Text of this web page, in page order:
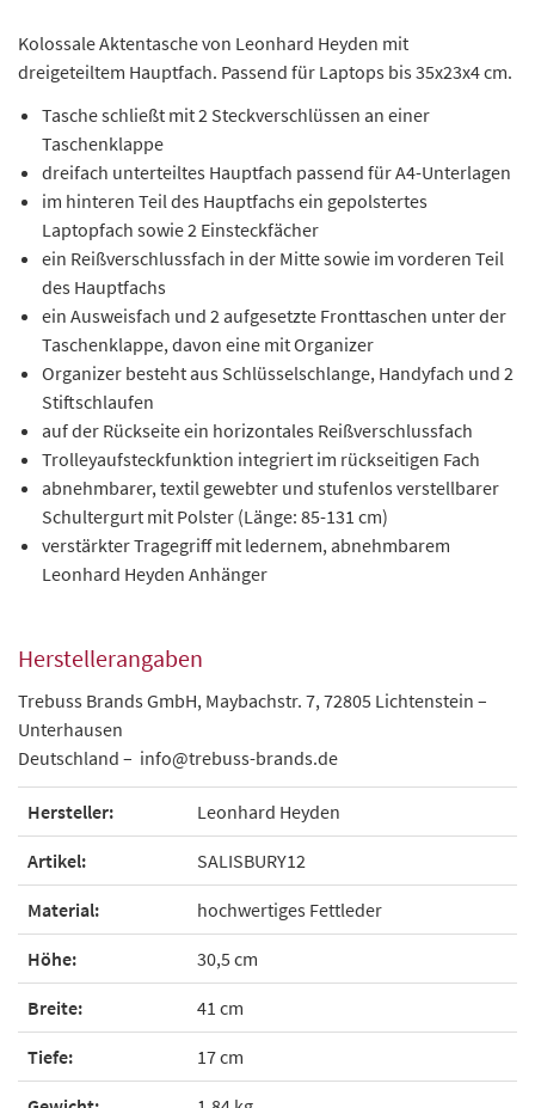
Kolossale Aktentasche von Leonhard Heyden mit
dreigeteiltem Hauptfach. Passend für Laptops bis 35x23x4 cm.
Tasche schließt mit 2 Steckverschlüssen an einer
Taschenklappe
dreifach unterteiltes Hauptfach passend für A4-Unterlagen
im hinteren Teil des Hauptfachs ein gepolstertes
Laptopfach sowie 2 Einsteckfächer
ein Reißverschlussfach in der Mitte sowie im vorderen Teil
des Hauptfachs
ein Ausweisfach und 2 aufgesetzte Fronttaschen unter der
Taschenklappe, davon eine mit Organizer
Organizer besteht aus Schlüsselschlange, Handyfach und 2
Stiftschlaufen
auf der Rückseite ein horizontales Reißverschlussfach
Trolleyaufsteckfunktion integriert im rückseitigen Fach
abnehmbarer, textil gewebter und stufenlos verstellbarer
Schultergurt mit Polster (Länge: 85-131 cm)
verstärkter Tragegriff mit ledernem, abnehmbarem
Leonhard Heyden Anhänger
Herstellerangaben
Trebuss Brands GmbH, Maybachstr. 7, 72805 Lichtenstein –
Unterhausen
Deutschland – info@trebuss-brands.de
Hersteller: Leonhard Heyden
Artikel: SALISBURY12
Material: hochwertiges Fettleder
Höhe: 30,5 cm
Breite: 41 cm
Tiefe: 17 cm